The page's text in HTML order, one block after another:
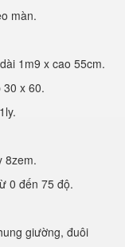
màn.
1m9 x cao 55cm.
x 60.
8zem.
0 đến 75 độ.
giường, đuôi